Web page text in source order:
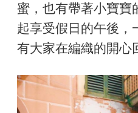
蜜，也有帶著小寶寶
起享受假日的午後，
有大家在編織的開心